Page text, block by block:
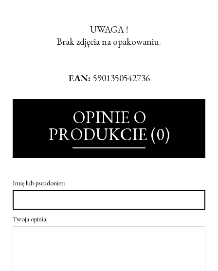
UWAGA !
Brak zdjęcia na opakowaniu.
EAN: 5901350542736
OPINIE O
PRODUKCIE (0)
Imię lub pseudonim:
Twoja opinia: